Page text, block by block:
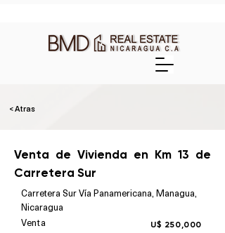
< Atras
Venta de Vivienda en Km 13 de
Carretera Sur
Carretera Sur Vía Panamericana, Managua,
Nicaragua
Venta
U$ 250,000